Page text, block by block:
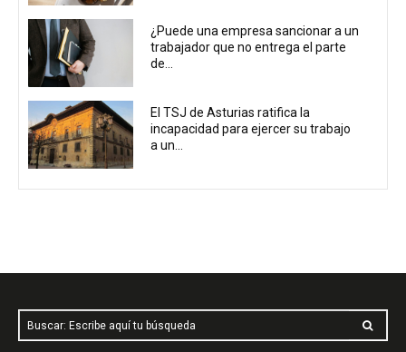
¿Puede una empresa sancionar a un
trabajador que no entrega el parte
de...
El TSJ de Asturias ratifica la
incapacidad para ejercer su trabajo
a un...
Buscar: Escribe aquí tu búsqueda